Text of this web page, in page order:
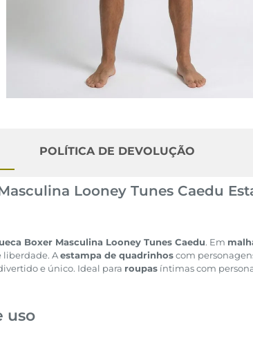
POLÍTICA DE DEVOLUÇÃO
Looney Tunes Caedu
Boxer Masculina Looney Tunes Caedu. Em
liberdade. Aestampa de quadrinhoscom
e único. Ideal para roupas íntimas com
uso